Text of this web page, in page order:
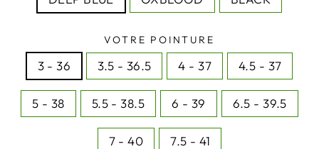
VOTRE POINTURE
3 - 36 3.5 - 36.5 4 - 37 4.5 - 37
5 - 38 5.5 - 38.5 6 - 39 6.5 - 39.5
7 - 40 7.5 - 41